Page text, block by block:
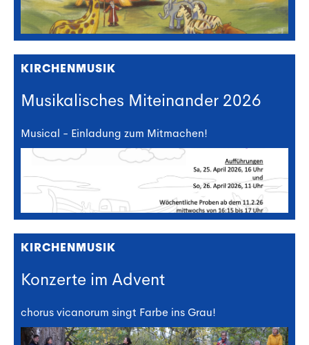
KIRCHENMUSIK
Musikalisches Miteinander 2026
Musical - Einladung zum Mitmachen!
KIRCHENMUSIK
Konzerte im Advent
chorus vicanorum singt Farbe ins Grau!